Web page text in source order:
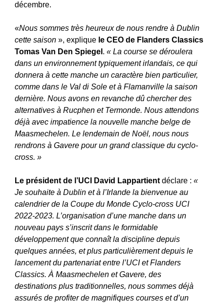
décembre.
«Nous sommes très heureux de nous rendre à Dublin
cette saison », explique le CEO de Flanders Classics
Tomas Van Den Spiegel . « La course se déroulera
dans un environnement typiquement irlandais, ce qui
donnera à cette manche un caractère bien particulier,
comme dans le Val di Sole et à Flamanville la saison
dernière. Nous avons en revanche dû chercher des
alternatives à Rucphen et Termonde. Nous attendons
déjà avec impatience la nouvelle manche belge de
Maasmechelen. Le lendemain de Noël, nous nous
rendrons à Gavere pour un grand classique du cyclo-
cross. »
Le président de l’UCI David Lappartient déclare : «
Je souhaite à Dublin et à l’Irlande la bienvenue au
calendrier de la Coupe du Monde Cyclo-cross UCI
2022-2023. L’organisation d’une manche dans un
nouveau pays s’inscrit dans le formidable
développement que connaît la discipline depuis
quelques années, et plus particulièrement depuis le
lancement du partenariat entre l’UCI et Flanders
Classics. À Maasmechelen et Gavere, des
destinations plus traditionnelles, nous sommes déjà
assurés de profiter de magnifiques courses et d’un